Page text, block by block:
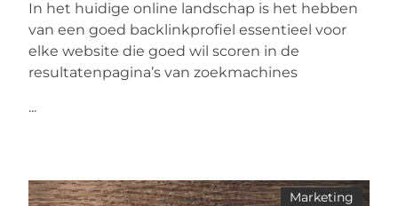
In het huidige online landschap is het hebben
van een goed backlinkprofiel essentieel voor
elke website die goed wil scoren in de
resultatenpagina’s van zoekmachines
...
Marketing